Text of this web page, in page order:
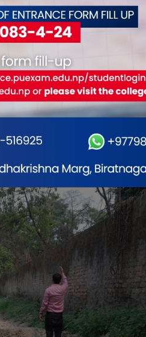
रह्यो ।
समस्यालाई हटाउन
खाल्डा खुल्डी पुर्ने योजना सय
ढकन विनाका नालीमा ढकन हाल्ने
कामको एक बर्ष पछि शूरुवात,
बिद्युतीय शवदाहगृह निर्माणको
आएन, विराटनगर जुट